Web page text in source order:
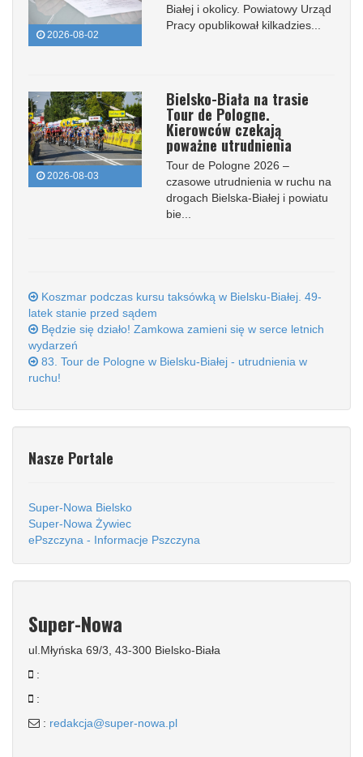
2026-08-02
Białej i okolicy. Powiatowy Urząd
Pracy opublikował kilkadzies...
2026-08-03
Bielsko-Biała na trasie
Tour de Pologne.
Kierowców czekają
poważne utrudnienia
Tour de Pologne 2026 –
czasowe utrudnienia w ruchu na
drogach Bielska-Białej i powiatu
bie...
Koszmar podczas kursu taksówką w Bielsku-Białej. 49-
latek stanie przed sądem
Będzie się działo! Zamkowa zamieni się w serce letnich
wydarzeń
83. Tour de Pologne w Bielsku-Białej - utrudnienia w
ruchu!
Nasze Portale
Super-Nowa Bielsko
Super-Nowa Żywiec
ePszczyna - Informacje Pszczyna
Super-Nowa
ul.Młyńska 69/3, 43-300 Bielsko-Biała
:
:
: redakcja@super-nowa.pl